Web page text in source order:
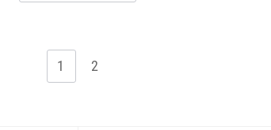
1 2